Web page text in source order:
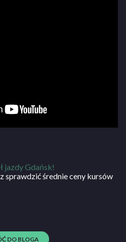
jazdy Gdańsk!
sprawdzić średnie ceny kursów
DO BLOGA